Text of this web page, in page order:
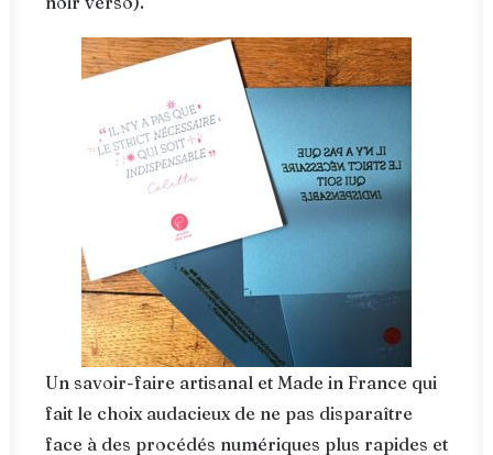
Un savoir-faire artisanal et Made in France qui
fait le choix audacieux de ne pas disparaître
face à des procédés numériques plus rapides et